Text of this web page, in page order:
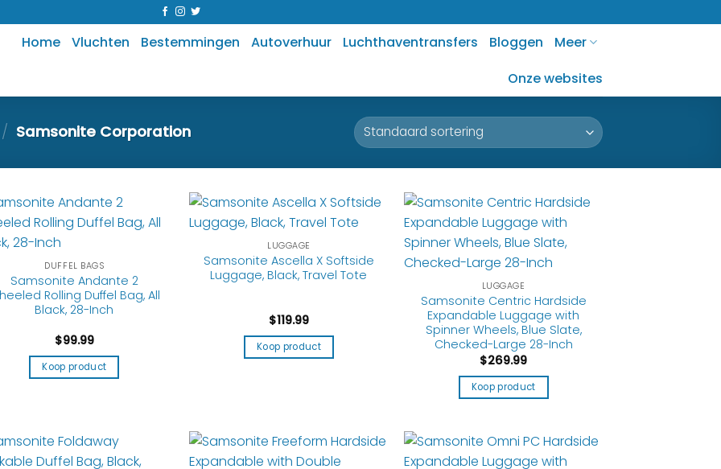
Home Vluchten Bestemmingen Autoverhuur Luchthaventransfers Bloggen
Meer
Onze websites
/ Samsonite Corporation
DUFFEL BAGS
Samsonite Andante 2
Rolling Duffel Bag, All
Black, 28-Inch
$99.99
Koop product
LUGGAGE
Samsonite Ascella X Softside
Luggage, Black, Travel Tote
$119.99
Koop product
LUGGAGE
Samsonite Centric Hardside
Expandable Luggage with
Spinner Wheels, Blue Slate,
Checked-Large 28-Inch
$269.99
Koop product